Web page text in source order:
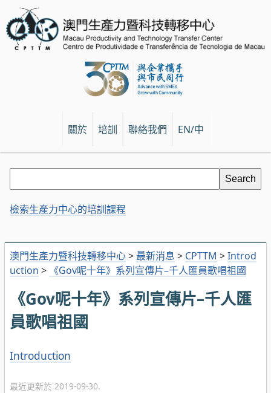
關於 培訓 聯絡我們 EN/中
澳門生產力暨科技轉移中心> 最新消息 > CPTTM >Introd
uction > 《Gov呢十年》系列宣傳片–千人匯員歌唱祖國
《Gov呢十年》系列宣傳片–千人匯
員歌唱祖國
分
Introduction
最近更新於 2019-09-30.
檢索生產力中心的培訓課程